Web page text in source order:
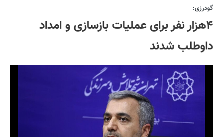
۷ خرداد ۱۴۰۵ - ۱۶:۴۲
کد مطلب: 81315
گودرزی:
۴هزار نفر برای عملیات بازسازی و امداد
داوطلب شدند